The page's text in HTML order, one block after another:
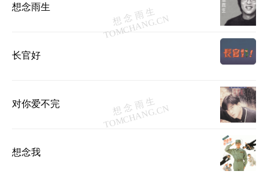
想念雨生
长官好
对你爱不完
想念我